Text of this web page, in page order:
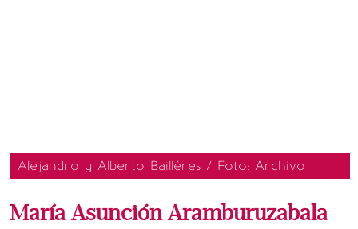
Alejandro y Alberto Baillères / Foto: Archivo
María Asunción Aramburuzabala